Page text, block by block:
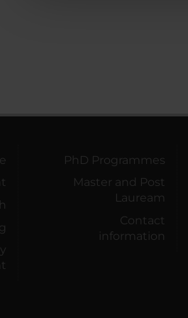
PhD Programmes
Master and Post
Lauream
Contact
information